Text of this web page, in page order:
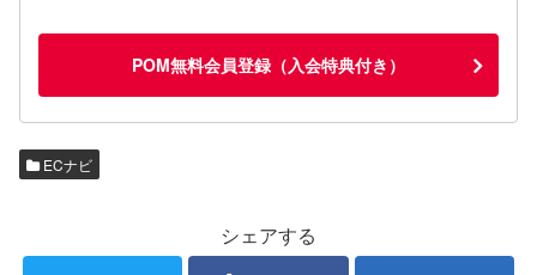
POM無料会員登録（入会特典付き）
ECナビ
シェアする